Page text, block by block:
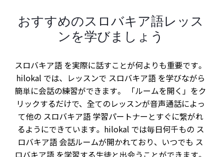
おすすめのスロバキア語レッス
ンを学びましょう
スロバキア語 を実際に話すことが何よりも重要です。
hilokal では、レッスンで スロバキア語 を学びながら
簡単に会話の練習ができます。 「ルームを開く」をク
リックするだけで、全てのレッスンが音声通話によっ
て他の スロバキア語 学習パートナーとすぐに繋がれ
るようにできています。hilokal では毎日何千もの ス
ロバキア語 会話ルームが開かれており、いつでも ス
ロバキア語 を学習する生徒と出会うことができます。